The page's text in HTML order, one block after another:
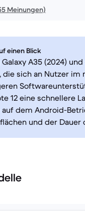
Meinungen)
einen Blick
A35 (2024)
die sich an Nutzer im
12 eine schnellere
auf dem Android-
und der